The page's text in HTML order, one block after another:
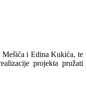
Mešića i Edina Kukića, te
projekta pružati